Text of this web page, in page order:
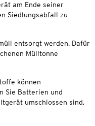
am Ende seiner
Siedlungsabfall zu
entsorgt werden. Dafür
Mülltonne
können
Sie Batterien und
umschlossen sind,